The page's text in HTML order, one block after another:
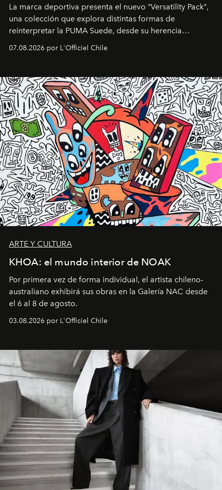
La marca deportiva presenta el nuevo "Versatility Pack",
una colección que explora distintas formas de
reinterpretar la PUMA Suede, desde su herencia
diseño y el universo outdoor.
07.08.2026 por L'Officiel Chile
ARTE Y CULTURA
KHOA: el mundo interior de NOAK
Por primera vez de forma individual, el artista chileno-
australiano exhibirá sus obras en la Galería NAC desde
el 6 al 8 de agosto.
03.08.2026 por L'Officiel Chile